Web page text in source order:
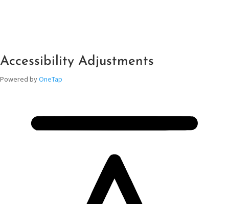
Accessibility Adjustments
Powered byOneTap